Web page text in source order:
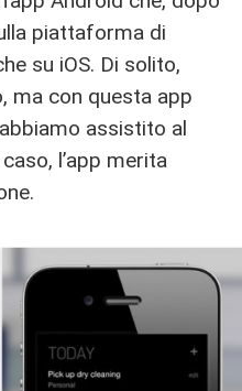
piattaforma di
su iOS. Di solito,
ma con questa app
assistito al
l’app merita